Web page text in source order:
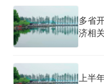
多省
济相
上半